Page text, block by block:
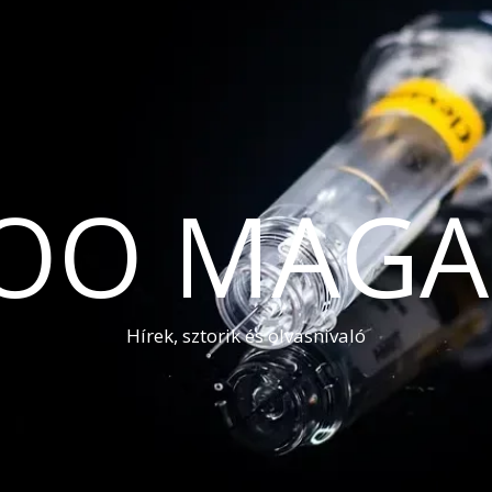
Hírek, sztorik és olvasnivaló